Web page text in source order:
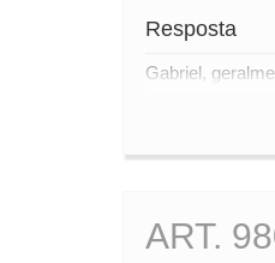
Resposta
Gabriel,
ART.